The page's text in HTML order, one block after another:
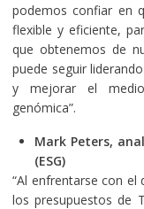
podemos confiar en
flexible y eficiente,
que obtenemos de
puede seguir
y mejorar el
genómica”.
Mark Peters,
(ESG)
“Al enfrentarse con
los presupuestos de